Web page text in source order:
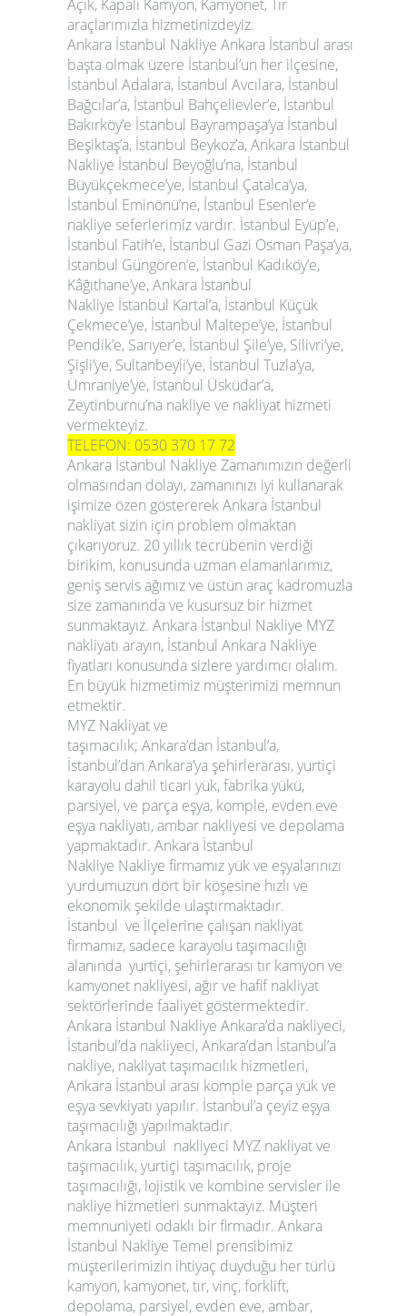
Açık, Kapalı Kamyon, Kamyonet, Tır
araçlarımızla hizmetinizdeyiz.
Ankara İstanbul Nakliye Ankara İstanbul arası
başta olmak üzere İstanbul’un her ilçesine,
İstanbul Adalara, İstanbul Avcılara, İstanbul
Bağcılar’a, İstanbul Bahçelievler’e, İstanbul
Bakırköy’e İstanbul Bayrampaşa’ya İstanbul
Beşiktaş’a, İstanbul Beykoz’a,Ankara İstanbul
Nakliye İstanbul Beyoğlu’na, İstanbul
Büyükçekmece’ye, İstanbul Çatalca’ya,
İstanbul Eminönü’ne, İstanbul Esenler’e
nakliye seferlerimiz vardır. İstanbul Eyüp’e,
İstanbul Fatih’e, İstanbul Gazi Osman Paşa’ya,
İstanbul Güngören’e, İstanbul Kadıköy’e,
Kâğıthane’ye,Ankara İstanbul
Nakliye İstanbul Kartal’a, İstanbul Küçük
Çekmece’ye, İstanbul Maltepe’ye, İstanbul
Pendik’e, Sarıyer’e, İstanbul Şile’ye, Silivri’ye,
Şişli’ye, Sultanbeyli’ye, İstanbul Tuzla’ya,
Ümraniye’ye, İstanbul Üsküdar’a,
Zeytinburnu’na nakliye ve nakliyat hizmeti
vermekteyiz.
TELEFON: 0530 370 17 72
Ankara İstanbul Nakliye Zamanımızın değerli
olmasından dolayı, zamanınızı iyi kullanarak
işimize özen göstererek Ankara İstanbul
nakliyat sizin için problem olmaktan
çıkarıyoruz. 20 yıllık tecrübenin verdiği
birikim, konusunda uzman elamanlarımız,
geniş servis ağımız ve üstün araç kadromuzla
size zamanında ve kusursuz bir hizmet
sunmaktayız. Ankara İstanbul Nakliye MYZ
nakliyatı arayın, İstanbul Ankara Nakliye
fiyatları konusunda sizlere yardımcı olalım.
En büyük hizmetimiz müşterimizi memnun
etmektir.
MYZ Nakliyat ve
taşımacılık; Ankara’dan İstanbul’a,
İstanbul’dan Ankara’ya şehirlerarası, yurtiçi
karayolu dahil ticari yük, fabrika yükü,
parsiyel, ve parça eşya, komple, evden eve
eşya nakliyatı, ambar nakliyesi ve depolama
yapmaktadır. Ankara İstanbul
Nakliye Nakliye firmamız yük ve eşyalarınızı
yurdumuzun dört bir köşesine hızlı ve
ekonomik şekilde ulaştırmaktadır.
İstanbul ve İlçelerine çalışan nakliyat
firmamız, sadece karayolu taşımacılığı
alanında yurtiçi, şehirlerarası tır kamyon ve
kamyonet nakliyesi, ağır ve hafif nakliyat
sektörlerinde faaliyet göstermektedir.
Ankara İstanbul Nakliye Ankara’da nakliyeci,
İstanbul’da nakliyeci, Ankara’dan İstanbul’a
nakliye, nakliyat taşımacılık hizmetleri,
Ankara İstanbul arası komple parça yük ve
eşya sevkiyatı yapılır. İstanbul’a çeyiz eşya
taşımacılığı yapılmaktadır.
Ankara İstanbul nakliyeci MYZ nakliyat ve
taşımacılık, yurtiçi taşımacılık, proje
taşımacılığı, lojistik ve kombine servisler ile
nakliye hizmetleri sunmaktayız. Müşteri
memnuniyeti odaklı bir firmadır. Ankara
İstanbul Nakliye Temel prensibimiz
müşterilerimizin ihtiyaç duyduğu her türlü
kamyon, kamyonet, tır, vinç, forklift,
depolama, parsiyel, evden eve, ambar,